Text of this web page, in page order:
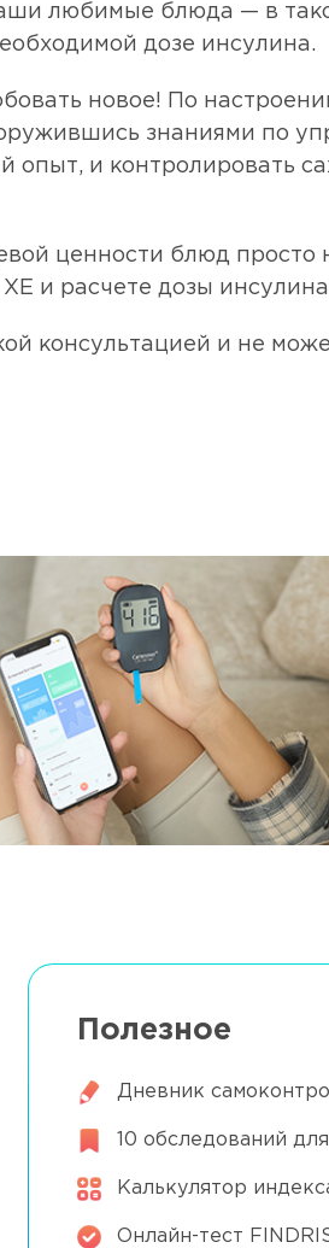
любимые блюда — в
дозе инсулина.
новое! По
знаниями по
и контролировать
ценности блюд просто
и расчете дозы
консультацией и не
Полезное
Дневник
10 обследований
Калькулятор
Онлайн-тест